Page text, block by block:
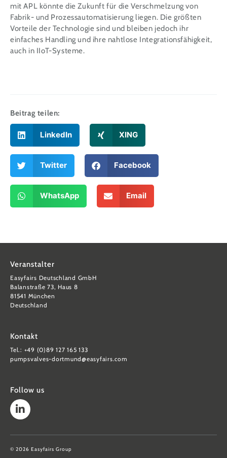
mit APL könnte die Zukunft für die Verschmelzung von
Fabrik- und Prozessautomatisierung liegen. Die größten
Vorteile der Technologie sind und bleiben jedoch ihr
einfaches Handling und ihre nahtlose Integrationsfähigkeit,
auch in IIoT-Systeme.
Beitrag teilen:
LinkedIn XING
Twitter Facebook
WhatsApp Email
Veranstalter
Easyfairs Deutschland GmbH
Balanstraße 73, Haus 8
81541 München
Deutschland
Kontakt
Tel.: +49 (0)89 127 165 133
pumpsvalves-dortmund@easyfairs.com
Follow us
© 2026 Easyfairs Group